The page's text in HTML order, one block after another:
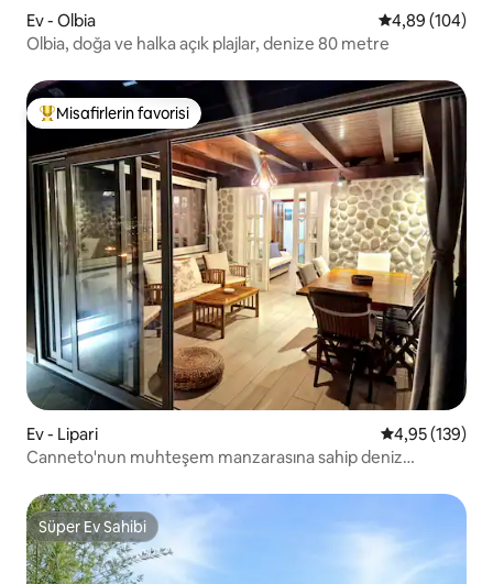
Ev - Olbia 5 üzerinden
4,89 (104)
Olbia, doğa ve halka açık plajlar, denize 80 metre
Misafirlerin favorilerinden en beğenilenler arasında
Misafirlerin favorisi
Ev - Lipari 5 üzerinden
4,95 (139)
Canneto'nun muhteşem manzarasına sahip deniz
Süper Ev Sahibi
Süper Ev Sahibi